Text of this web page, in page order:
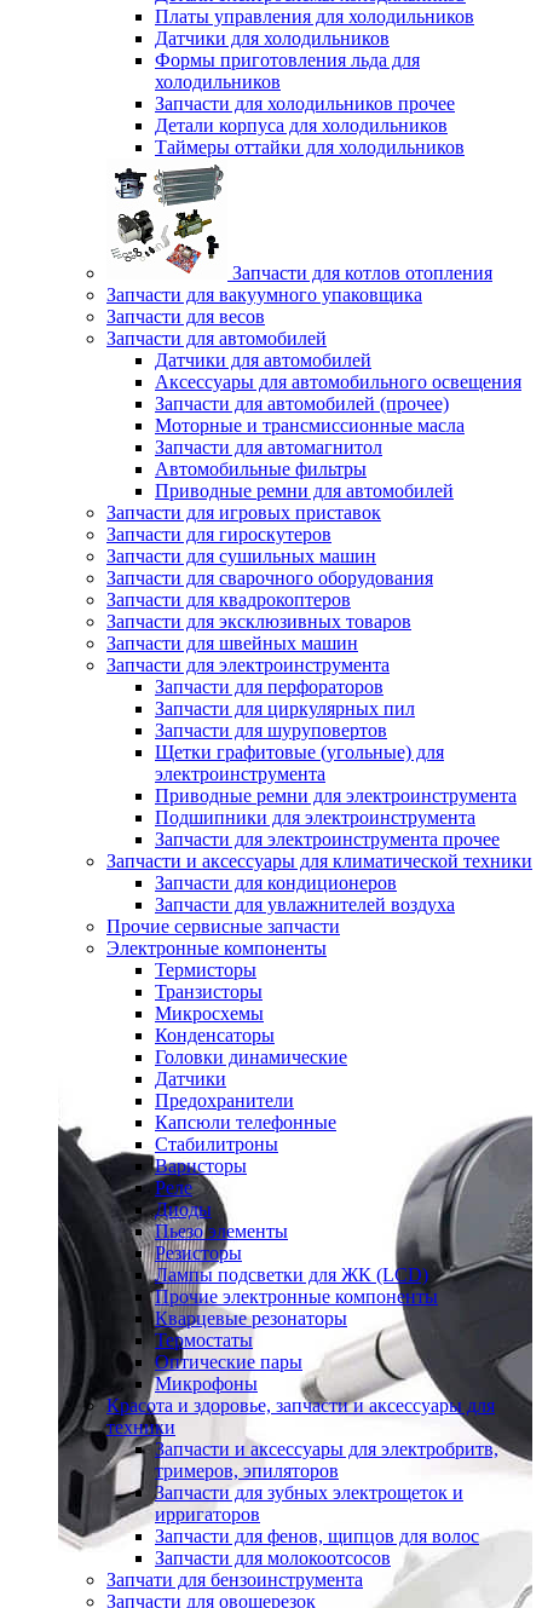
Платы управления для холодильников
Датчики для холодильников
Формы приготовления льда для
холодильников
Запчасти для холодильников прочее
Детали корпуса для холодильников
Таймеры оттайки для холодильников
Запчасти для котлов отопления
Запчасти для вакуумного упаковщика
Запчасти для весов
Запчасти для автомобилей
Датчики для автомобилей
Аксессуары для автомобильного освещения
Запчасти для автомобилей (прочее)
Моторные и трансмиссионные масла
Запчасти для автомагнитол
Автомобильные фильтры
Приводные ремни для автомобилей
Запчасти для игровых приставок
Запчасти для гироскутеров
Запчасти для сушильных машин
Запчасти для сварочного оборудования
Запчасти для квадрокоптеров
Запчасти для эксклюзивных товаров
Запчасти для швейных машин
Запчасти для электроинструмента
Запчасти для перфораторов
Запчасти для циркулярных пил
Запчасти для шуруповертов
Щетки графитовые (угольные) для
электроинструмента
Приводные ремни для электроинструмента
Подшипники для электроинструмента
Запчасти для электроинструмента прочее
Запчасти и аксессуары для климатической техники
Запчасти для кондиционеров
Запчасти для увлажнителей воздуха
Прочие сервисные запчасти
Электронные компоненты
Термисторы
Транзисторы
Микросхемы
Конденсаторы
Головки динамические
Датчики
Предохранители
Капсюли телефонные
Стабилитроны
Варисторы
Реле
Диоды
Пьезо элементы
Резисторы
Лампы подсветки для ЖК (LCD)
Прочие электронные компоненты
Кварцевые резонаторы
Термостаты
Оптические пары
Микрофоны
Красота и здоровье, запчасти и аксессуары для
техники
Запчасти и аксессуары для электробритв,
тримеров, эпиляторов
Запчасти для зубных электрощеток и
ирригаторов
Запчасти для фенов, щипцов для волос
Запчасти для молокоотсосов
Запчати для бензоинструмента
Запчасти для овощерезок